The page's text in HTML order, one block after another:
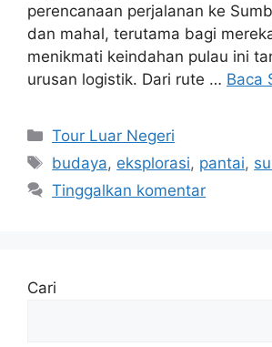
perencanaan perjalanan ke
dan mahal, terutama bagi
menikmati keindahan pulau ini
urusan logistik. Dari rute … Baca
Kategori
Tour Luar Negeri
Tag
budaya, eksplorasi, pantai,
Tinggalkan komentar
Cari